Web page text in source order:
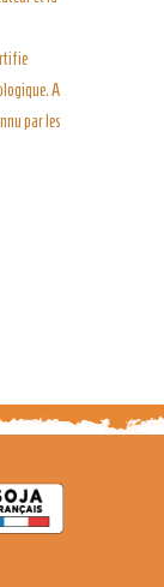
A
par les